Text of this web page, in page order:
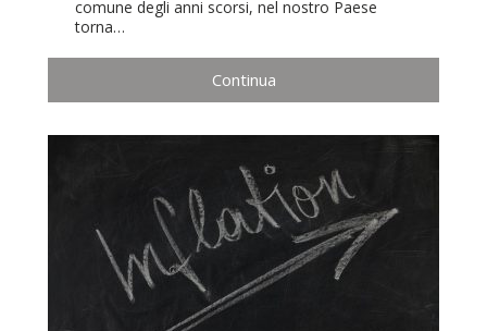
comune degli anni scorsi, nel nostro Paese
torna…
Continua